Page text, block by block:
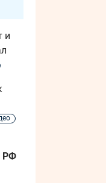
и
РФ